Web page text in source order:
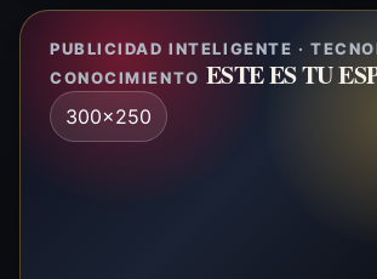
PUBLICIDAD INTELIGENTE ·
CONOCIMIENTO ESTE ES TU
300x250